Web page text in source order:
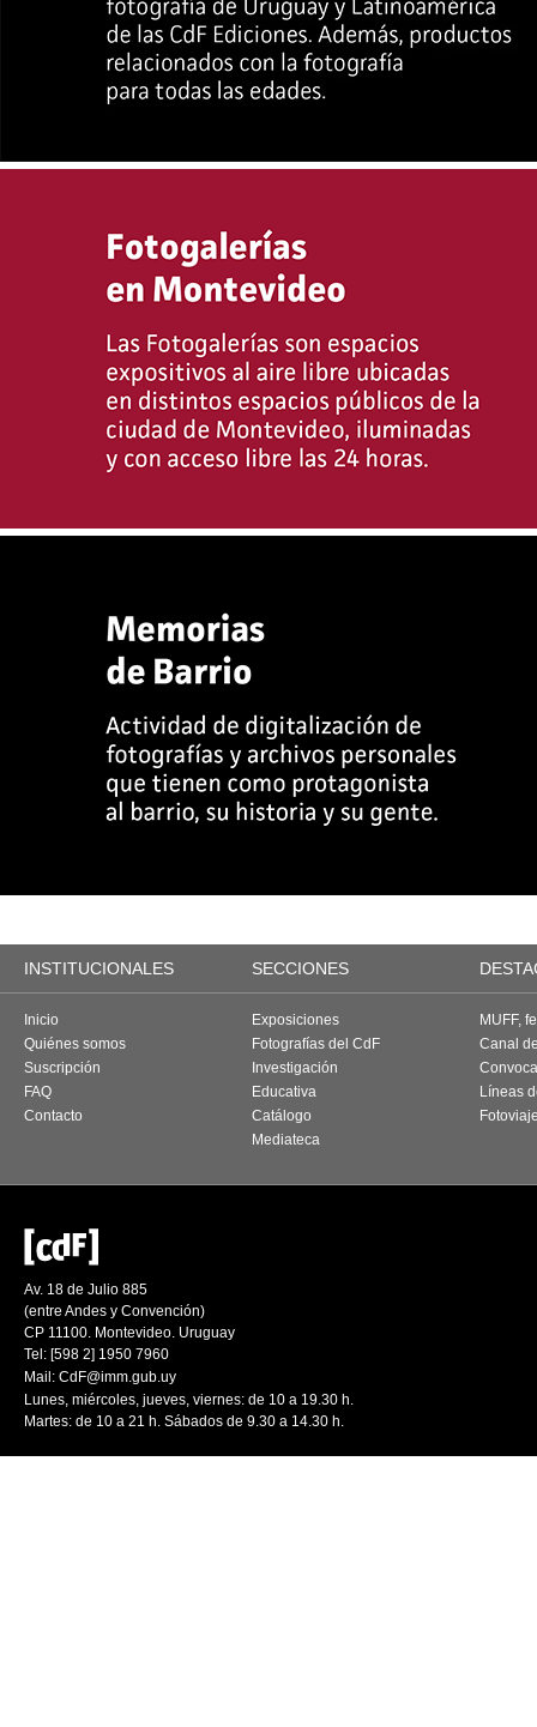
INSTITUCIONALES SECCIONES
Inicio
Quiénes somos
Suscripción
FAQ
Contacto
Exposiciones
Fotografías del CdF
Investigación
Educativa
Catálogo
Mediateca
MUFF,
Canal
Líneas
Av. 18 de Julio 885
(entre Andes y Convención)
CP 11100. Montevideo. Uruguay
Tel: [598 2] 1950 7960
Mail: CdF@imm.gub.uy
Lunes, miércoles, jueves, viernes: de 10 a 19.30 h.
Martes: de 10 a 21 h. Sábados de 9.30 a 14.30 h.